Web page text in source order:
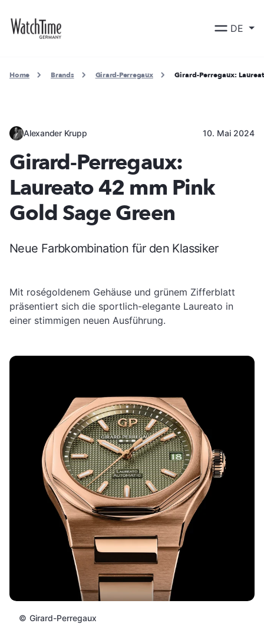
DE
Home Brands Girard-Perregaux Girard-Perregaux:
Alexander Krupp 10. Mai 2024
Girard-Perregaux:
Laureato 42 mm Pink
Gold Sage Green
Neue Farbkombination für den Klassiker
Mit roségoldenem Gehäuse und grünem Zifferblatt
präsentiert sich die sportlich-elegante Laureato in
einer stimmigen neuen Ausführung.
© Girard-Perregaux